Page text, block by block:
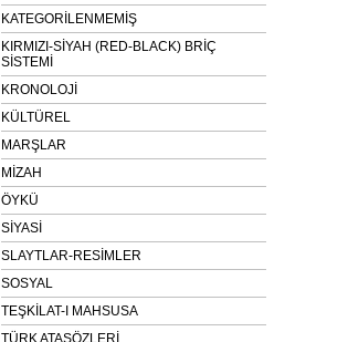
KATEGORİLENMEMİŞ
KIRMIZI-SİYAH (RED-BLACK) BRİÇ
SİSTEMİ
KRONOLOJİ
KÜLTÜREL
MARŞLAR
MİZAH
ÖYKÜ
SİYASİ
SLAYTLAR-RESİMLER
SOSYAL
TEŞKİLAT-I MAHSUSA
TÜRK ATASÖZLERİ